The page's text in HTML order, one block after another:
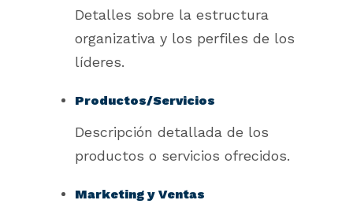
Detalles sobre la estructura
organizativa y los perfiles de los
líderes.
Productos/Servicios
Descripción detallada de los
productos o servicios ofrecidos.
Marketing y Ventas